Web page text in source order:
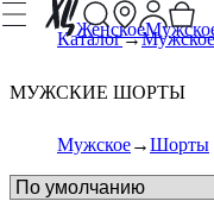
Женское
Каталог Мужское
МУЖСКИЕ ШОРТЫ
Мужское Шорты